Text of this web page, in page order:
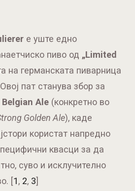
е уште едно
пиво од „Limited
на германската пиварница
пат станува збор за
Belgian Ale (конкретно во
Golden Ale), каде
користат напредно
квасци за да
суво и исклучително
[1, 2, 3]